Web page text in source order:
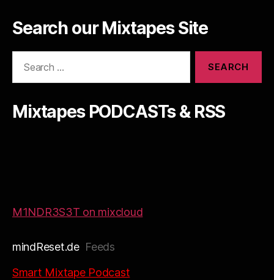
Search our Mixtapes Site
Mixtapes PODCASTs & RSS
M1NDR3S3T on mixcloud
mindReset.deFeeds
Smart Mixtape Podcast